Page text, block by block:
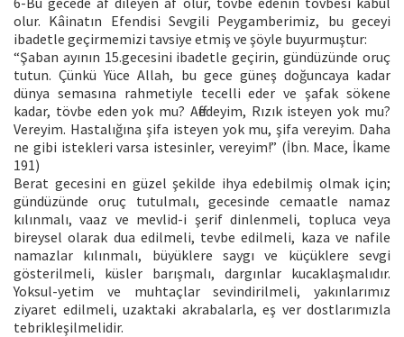
olur. Kâinatın Efendisi Sevgili Peygamberimiz, bu geceyi
ibadetle geçirmemizi tavsiye etmiş ve şöyle buyurmuştur:
“Şaban ayının 15.gecesini ibadetle geçirin, gündüzünde oruç
tutun. Çünkü Yüce Allah, bu gece güneş doğuncaya kadar
dünya semasına rahmetiyle tecelli eder ve şafak sökene
kadar, tövbe eden yok mu? Affedeyim, Rızık isteyen yok mu?
Vereyim. Hastalığına şifa isteyen yok mu, şifa vereyim. Daha
ne gibi istekleri varsa istesinler, vereyim!” (İbn. Mace, İkame
191)
Berat gecesini en güzel şekilde ihya edebilmiş olmak için;
gündüzünde oruç tutulmalı, gecesinde cemaatle namaz
kılınmalı, vaaz ve mevlid-i şerif dinlenmeli, topluca veya
bireysel olarak dua edilmeli, tevbe edilmeli, kaza ve nafile
namazlar kılınmalı, büyüklere saygı ve küçüklere sevgi
gösterilmeli, küsler barışmalı, dargınlar kucaklaşmalıdır.
Yoksul-yetim ve muhtaçlar sevindirilmeli, yakınlarımız
ziyaret edilmeli, uzaktaki akrabalarla, eş ver dostlarımızla
tebrikleşilmelidir.